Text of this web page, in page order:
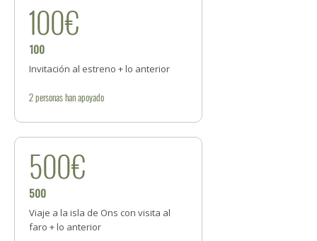
100€
100
Invitación al estreno + lo anterior
2personashan apoyado
500€
500
Viaje a la isla de Ons con visita al
faro + lo anterior